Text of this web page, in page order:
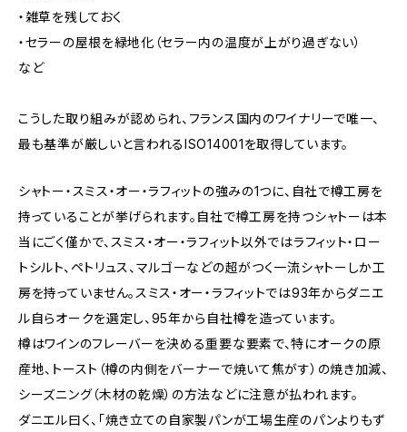
・雑草を残しておく
・セラーの屋根を緑地化（セラー内の温度が上がり過ぎない）
など
こうした取り組みが認められ、フランス国内のワイナリーで唯一、
最も基準が厳しいと言われるISO14001を取得しています。
シャトー・スミス・オー・ラフィットの強みの1つに、自社で樽工房を
持っていることが挙げられます。自社で樽工房を持つシャトーは本
当にごく僅かで、スミス・オー・ラフィット以外ではラフィット・ロー
トシルト、ペトリュス、マルゴーなどの超がつく一流シャトーしか工
房を持っていません。スミス・オー・ラフィットでは93年からダニエ
ル自らオークを選定し、95年から自社樽を造っています。
樽はワインのフレーバーを決める重要な要素で、特にオークの原
産地、トースト（樽の内側をバーナーで焼いて焦がす）の焼き加減、
シーズニング（木材の乾燥）の方法などに注意が払われます。
ダニエル曰く、「焼き立ての自家製パンが工場生産のパンよりもず